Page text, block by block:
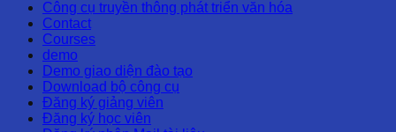
Công cụ truyền thông phát triển văn hóa
Contact
Courses
demo
Demo giao diện đào tạo
Download bộ công cụ
Đăng ký giảng viên
Đăng ký học viên